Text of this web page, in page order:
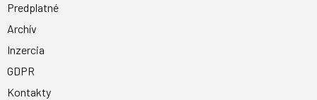
Predplatné
Archív
Inzercia
GDPR
Kontakty